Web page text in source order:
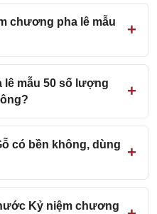
chương pha lê mẫu
mẫu 50 số lượng
có bền không, dùng
Kỷ niệm chương